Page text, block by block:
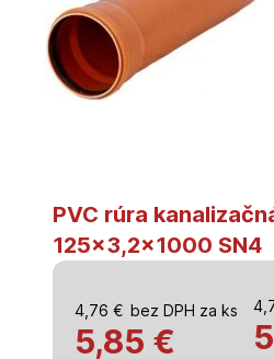
PVC rúra
125×3,2×1000 SN4
4,76 € bez DPH za ks
5,85 €